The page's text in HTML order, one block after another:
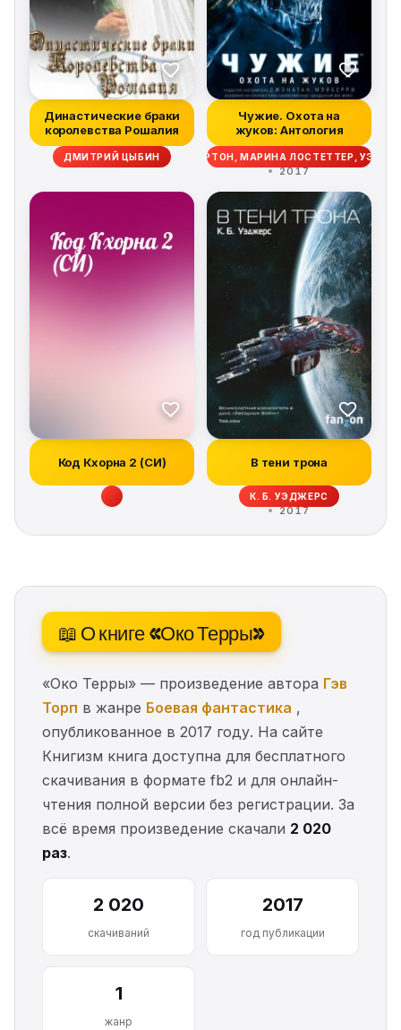
Династические браки
королевства Рошалия
ДМИТРИЙ ЦЫБИН
Чужие. Охота на
жуков: Антология
СКОТТ СИГЛЕР, ДЭЙВ ВОЛВЕРТОН, МАРИНА ЛОСТЕТТЕР,
2017
Код Кхорна 2 (СИ) В тени трона
К. Б. УЭДЖЕРС
2017
📖 О книге «Око Терры»
«Око Терры» — произведение автора Гэв
Торп в жанре Боевая фантастика ,
опубликованное в 2017 году. На сайте
Книгизм книга доступна для бесплатного
скачивания в формате fb2 и для онлайн-
чтения полной версии без регистрации. За
всё время произведение скачали 2 020
раз.
2 020
скачиваний
2017
год публикации
1
жанр